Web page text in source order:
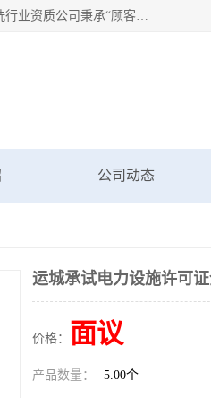
北京茗瀚企业管理咨询有限公司（18513065501.b2b168.com）空调制冷维修资质,油烟管道清洗资质,清洗行业资质公司秉承“顾客至上，锐意进缺的经营理念，我们提供高质量的产品，坚持“客户”的原则为广大客户提供贴心服务。如果你对公司的产品感兴趣，可以联系高经理，我们会用好的产品和服务让您满意。
公司动态
运城承试电力设施许可
价格： 面议
产品数量： 5.00个